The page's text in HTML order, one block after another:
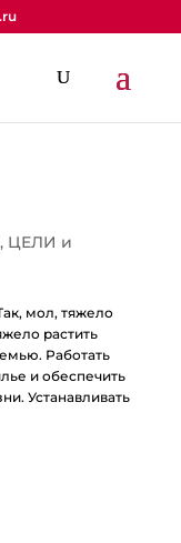
, ЦЕЛИ и
мол, тяжело
растить
Работать
и обеспечить
Устанавливать